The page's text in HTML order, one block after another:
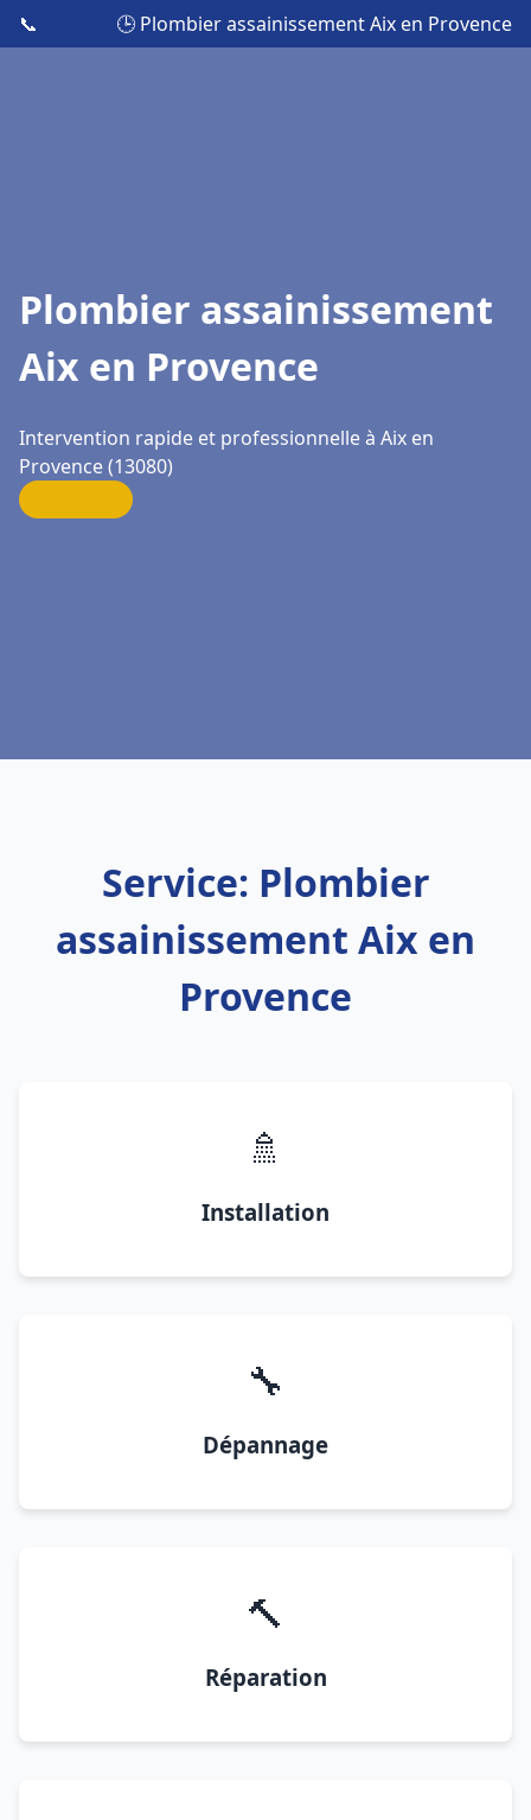
📞 🕒 Plombier assainissement Aix en Provence
Plombier assainissement
Aix en Provence
Intervention rapide et professionnelle à Aix en
Provence (13080)
Service: Plombier
assainissement Aix en
Provence
🚿
Installation
🔧
Dépannage
🔨
Réparation